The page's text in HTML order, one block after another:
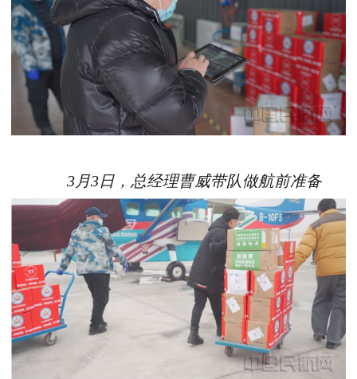
3月3日，总经理曹威带队做航前准备